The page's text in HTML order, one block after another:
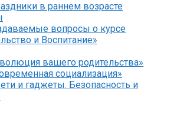
в раннем возрасте
вопросы о курсе
и Воспитание»
вашего родительства»
социализация»
и гаджеты. Безопасность и